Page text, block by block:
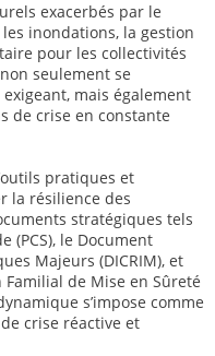
exacerbés par le
inondations, la gestion
pour les collectivités
seulement se
mais également
de crise en constante
pratiques et
la résilience des
stratégiques tels
(PCS), le Document
Majeurs (DICRIM), et
de Mise en Sûreté
s’impose comme
crise réactive et